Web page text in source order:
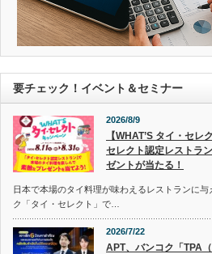
要チェック！イベント＆セミナー
2026/8/9
【WHAT’S タイ・セ
セレクト認定レストラ
ゼントが当たる！
日本で本場のタイ料理が味わえるレストランに
ク「タイ・セレクト」で…
2026/7/22
APT、バンコク「TPA